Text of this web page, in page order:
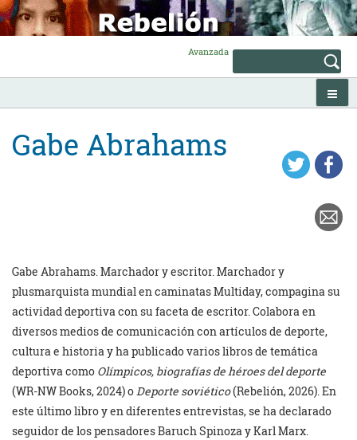
Skip
to
content
Avanzada
Gabe Abrahams
Gabe Abrahams. Marchador y escritor. Marchador y
plusmarquista mundial en caminatas Multiday, compagina su
actividad deportiva con su faceta de escritor. Colabora en
diversos medios de comunicación con artículos de deporte,
cultura e historia y ha publicado varios libros de temática
deportiva como Olímpicos, biografías de héroes del deporte
(WR-NW Books, 2024) oDeporte soviético(Rebelión, 2026). En
este último libro y en diferentes entrevistas, se ha declarado
seguidor de los pensadores Baruch Spinoza y Karl Marx.